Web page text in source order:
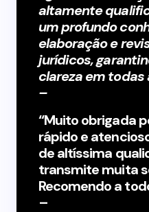
altamente
um profundo
elaboração e
jurídicos,
clareza em todas
–Ariane Mendonça
“Muito obrigada
rápido e
de altíssima
transmite muita
Recomendo a
–